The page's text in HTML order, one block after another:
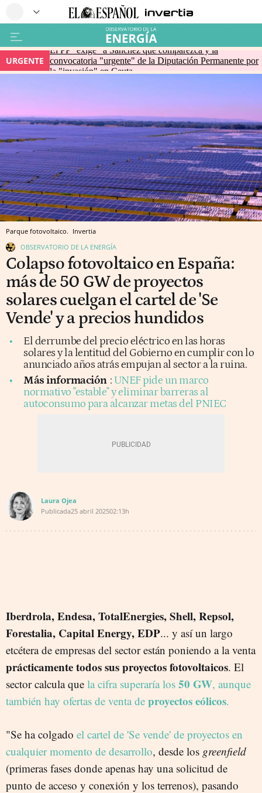
URGENTE
El PP "exige" a Sánchez que comparezca y la
convocatoria "urgente" de la Diputación Permanente por
la "invasión" en Ceuta
Parque fotovoltaico. Invertia
OBSERVATORIO DE LA ENERGÍA
Colapso fotovoltaico en España:
más de 50 GW de proyectos
solares cuelgan el cartel de 'Se
Vende' y a precios hundidos
El derrumbe del precio eléctrico en las horas
solares y la lentitud del Gobierno en cumplir con lo
anunciado años atrás empujan al sector a la ruina.
Más información : UNEF pide un marco
normativo "estable" y eliminar barreras al
autoconsumo para alcanzar metas del PNIEC
Laura Ojea
Publicada25 abril 202502:13h
Iberdrola, Endesa, TotalEnergies, Shell, Repsol,
Forestalia, Capital Energy, EDP... y así un largo
etcétera de empresas del sector están poniendo a la venta
prácticamente todos sus proyectos fotovoltaicos. El
sector calcula que la cifra superaría los 50 GW, aunque
también hay ofertas de venta de proyectos eólicos.
"Se ha colgado el cartel de 'Se vende' de proyectos en
cualquier momento de desarrollo, desde los greenfield
(primeras fases donde apenas hay una solicitud de
punto de acceso y conexión y los terrenos), pasando